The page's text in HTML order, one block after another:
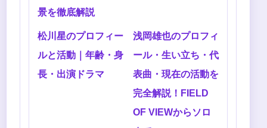
景を徹底解説
松川星のプロフィー
ルと活動｜年齢・身
長・出演ドラマ
浅岡雄也のプロフィ
ール・生い立ち・代
表曲・現在の活動を
完全解説！FIELD
OF VIEWからソロ